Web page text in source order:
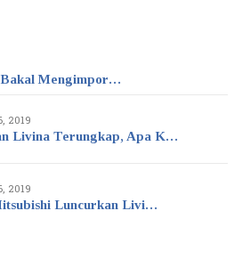
Mengimpor…
2019
Livina Terungkap, Apa K…
2019
Luncurkan Livi…